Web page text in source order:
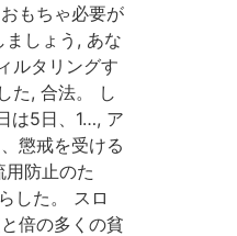
もちゃ必要が
しょう, あな
ルタリングす
た, 合法。 し
は5日、1…, ア
懲戒を受ける
防止のた
した。 スロ
倍の多くの貧